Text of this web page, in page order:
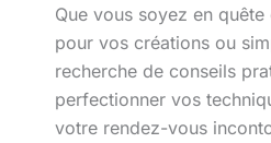
Que vous soyez en quête
pour vos créations ou
recherche de conseils
perfectionner vos
votre rendez-vous